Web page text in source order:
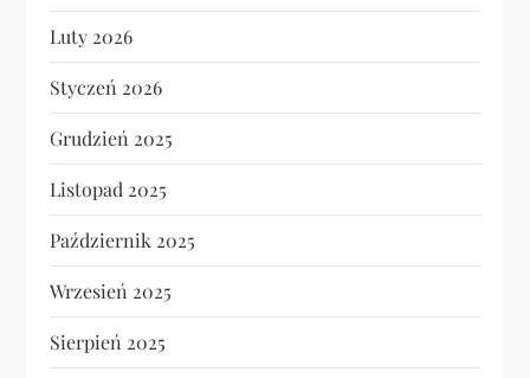
Luty 2026
Styczeń 2026
Grudzień 2025
Listopad 2025
Październik 2025
Wrzesień 2025
Sierpień 2025